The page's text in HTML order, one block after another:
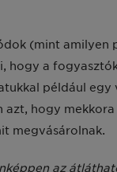
(mint amilyen
hogy a
például
azt, hogy
megvásárolnak.
az